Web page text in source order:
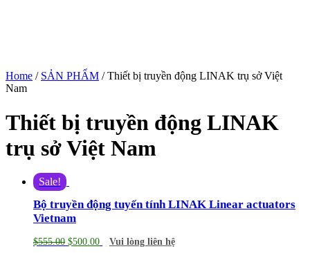
Home / SẢN PHẨM / Thiết bị truyền động LINAK trụ sở Việt
Nam
Thiết bị truyền động LINAK
trụ sở Việt Nam
Sale!
Bộ truyền động tuyến tính LINAK Linear actuators
Vietnam
$555.00 $500.00 Vui lòng liên hệ